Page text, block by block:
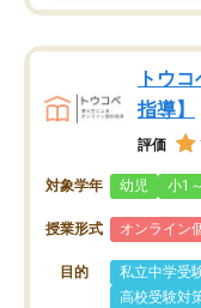
トウ
指導】
評価
対象学年 幼児 小1
授業形式 オンライン
目的 私立中学受
高校受験対